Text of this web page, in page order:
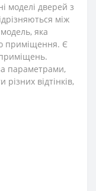
моделі дверей з
між
яка
приміщення. Є
параметрами,
відтінків,